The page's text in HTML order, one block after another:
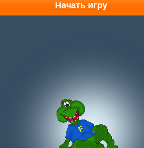
Начать игру